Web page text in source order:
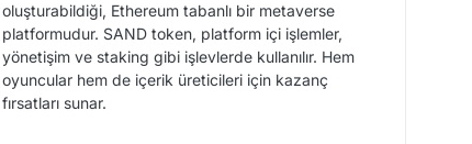
oluşturabildiği, Ethereum tabanlı bir metaverse
platformudur. SAND token, platform içi işlemler,
yönetişim ve staking gibi işlevlerde kullanılır. Hem
oyuncular hem de içerik üreticileri için kazanç
fırsatları sunar.